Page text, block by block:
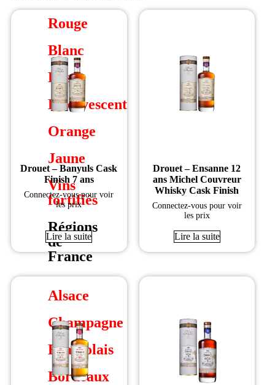
Rouge
Blanc
Rosé
Effervescent
Orange
Jaune
Vins
fortifiés
Régions
de
France
Alsace
Champagne
Beaujolais
Bordeaux
Drouet – Banyuls Cask
Finish 7 ans
Connectez-vous pour voir
les prix
Lire la suite
Drouet – Ensanne 12
ans Michel Couvreur
Whisky Cask Finish
Connectez-vous pour voir
les prix
Lire la suite